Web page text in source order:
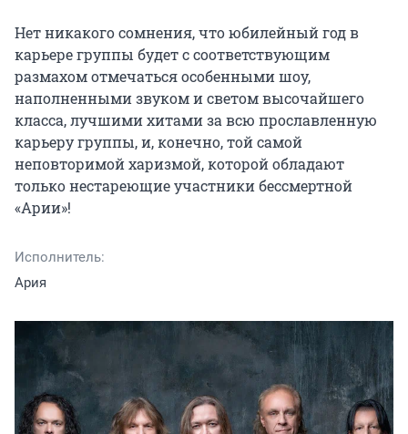
Нет никакого сомнения, что юбилейный год в
карьере группы будет с соответствующим
размахом отмечаться особенными шоу,
наполненными звуком и светом высочайшего
класса, лучшими хитами за всю прославленную
карьеру группы, и, конечно, той самой
неповторимой харизмой, которой обладают
только нестареющие участники бессмертной
«Арии»!
Исполнитель:
Ария